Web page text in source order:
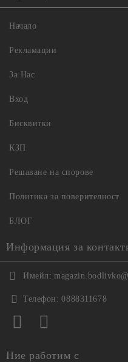
Начало
Рекламации
За Нас
Вход
Бисквитки
КЗП
Решаване на спорове
Политика за поверителност
БЛОГ
Информация за
Имейл:
Телефон: 0888311678
Ние работим с